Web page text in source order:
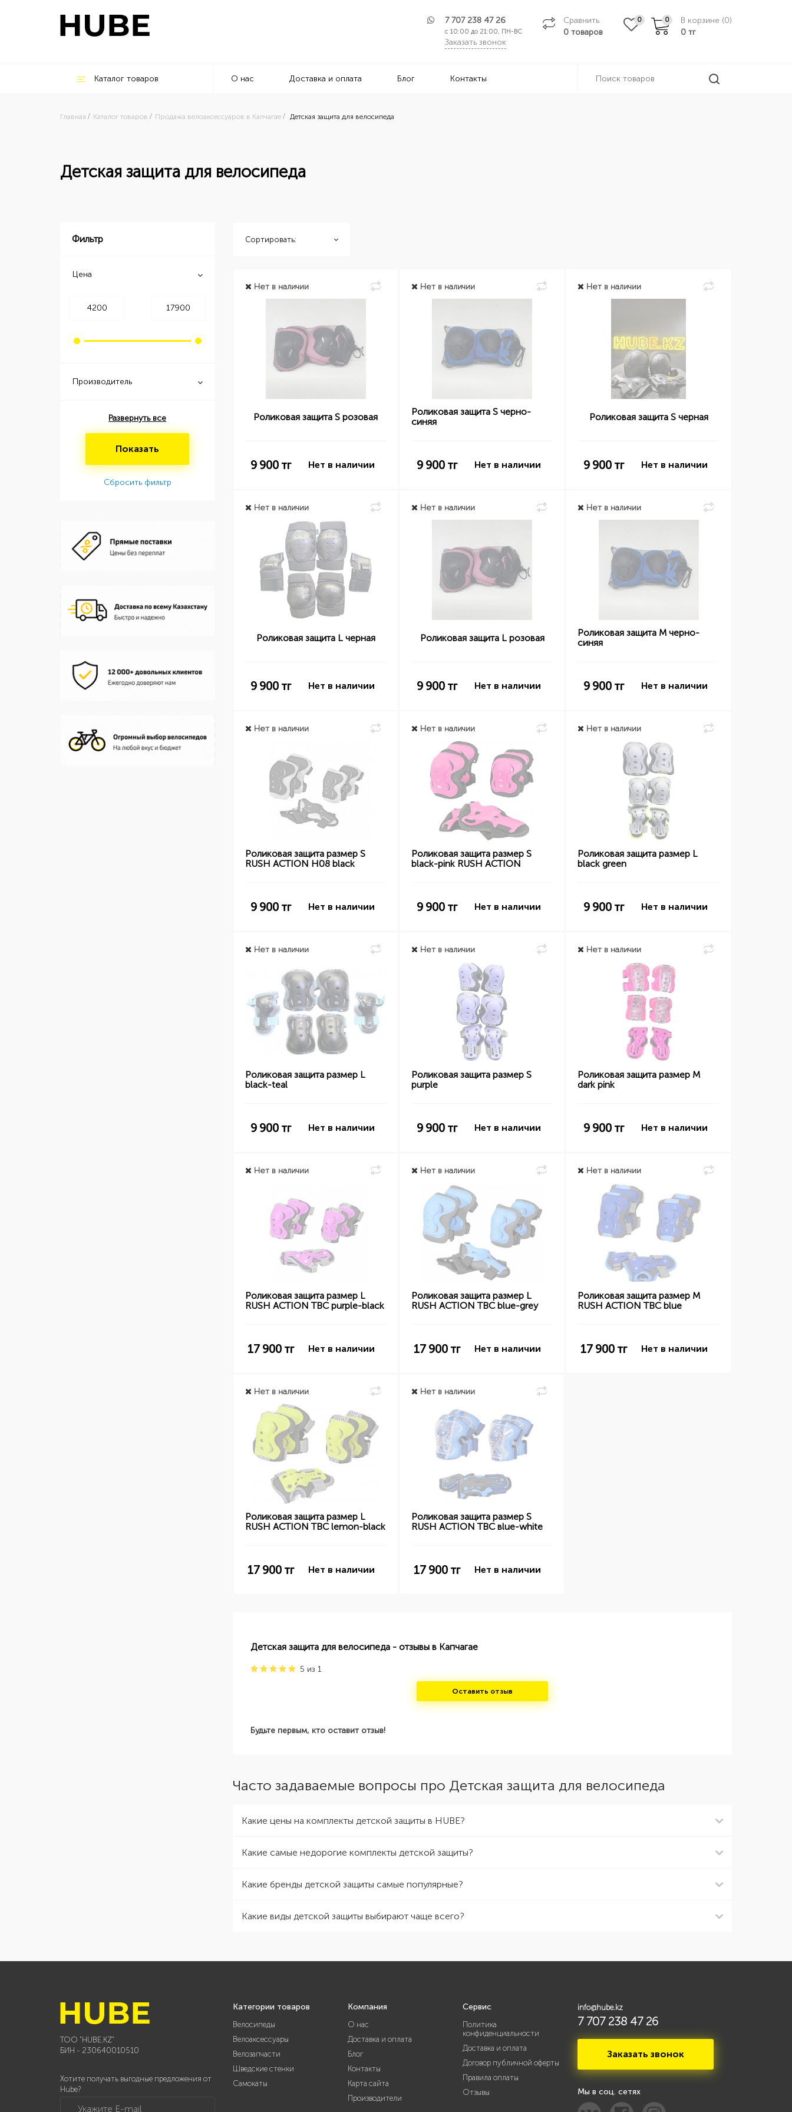
7 707 238 47 26
с 10:00 до 21:00, ПН-ВС
Заказать звонок
Сравнить
0 товаров
0 0 В корзине (0)
0 тг
Каталог товаров О нас Доставка и оплата Блог Контакты
Главная Каталог товаров Продажа велоаксессуаров в Капчагае Детская защита для велосипеда
Детская защита для велосипеда
Фильтр
Цена
Производитель
Развернуть все
Показать
Сбросить фильтр
Сортировать:
Нет в наличии
Роликовая защита S розовая
9 900тг Нет в наличии
Нет в наличии
Роликовая защита S черно-
синяя
9 900 тг Нет в наличии
Нет в наличии
Роликовая защита S черная
9 900тг Нет в наличии
Нет в наличии
Роликовая защита L черная
9 900тг Нет в наличии
Нет в наличии
Роликовая защита L розовая
9 900 тг Нет в наличии
Нет в наличии
Роликовая защита M черно-
синяя
9 900тг Нет в наличии
Нет в наличии
Роликовая защита размер S
RUSH ACTION H08 black
9 900тг Нет в наличии
Нет в наличии
Роликовая защита размер S
black-pink RUSH ACTION
9 900 тг Нет в наличии
Нет в наличии
Роликовая защита размер L
black green
9 900тг Нет в наличии
Нет в наличии
Роликовая защита размер L
black-teal
9 900тг Нет в наличии
Нет в наличии
Роликовая защита размер S
purple
9 900 тг Нет в наличии
Нет в наличии
Роликовая защита размер M
dark pink
9 900тг Нет в наличии
Нет в наличии
Роликовая защита размер L
RUSH ACTION TBC purple-black
17 900тг Нет в наличии
Нет в наличии
Роликовая защита размер L
RUSH ACTION TBC blue-grey
17 900 тг Нет в наличии
Нет в наличии
Роликовая защита размер M
RUSH ACTION TBC blue
17 900тг Нет в наличии
Нет в наличии
Роликовая защита размер L
RUSH ACTION TBC lemon-black
17 900тг Нет в наличии
Нет в наличии
Роликовая защита размер S
RUSH ACTION TBC вlue-white
17 900 тг Нет в наличии
Детская защита для велосипеда - отзывы в Капчагае
5 из 1
Оставить отзыв
Будьте первым, кто оставит отзыв!
Часто задаваемые вопросы про Детская защита для велосипеда
Какие цены на комплекты детской защиты в HUBE?
Какие самые недорогие комплекты детской защиты?
Какие бренды детской защиты самые популярные?
Какие виды детской защиты выбирают чаще всего?
ТОО "HUBE.KZ"
БИН - 230640010510
Хотите получать выгодные предложения от
Hube?
Укажите E-mail
Категории товаров
Велосипеды
Велоаксессуары
Велозапчасти
Шведские стенки
Самокаты
Компания
О нас
Доставка и оплата
Блог
Контакты
Карта сайта
Производители
Сервис
Политика
конфиденциальности
Доставка и оплата
Договор публичной оферты
Правила оплаты
Отзывы
info@hube.kz
7 707 238 47 26
Заказать звонок
Мы в соц. сетях